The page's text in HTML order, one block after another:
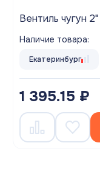
Наличие товара:
Екатеринбург
1 395.15 ₽